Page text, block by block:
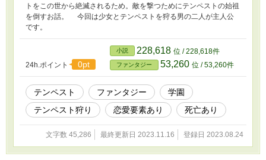
トをこの世から絶滅されるため。敵を撃つためにテンペストの始祖
を倒すお話。 今回は少女とテンペストを狩る男の二人が主人公
です。
24h.ポイント 0pt
小説 228,618 位 / 228,618件
ファンタジー 53,260 位 / 53,260件
テンペスト ファンタジー
学園
テンペスト狩り
恋愛要素あり 死亡あり
文字数 45,286 最終更新日 2023.11.16 登録日 2023.08.24